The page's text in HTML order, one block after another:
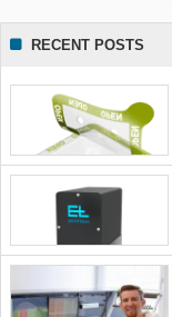
RECENT POSTS